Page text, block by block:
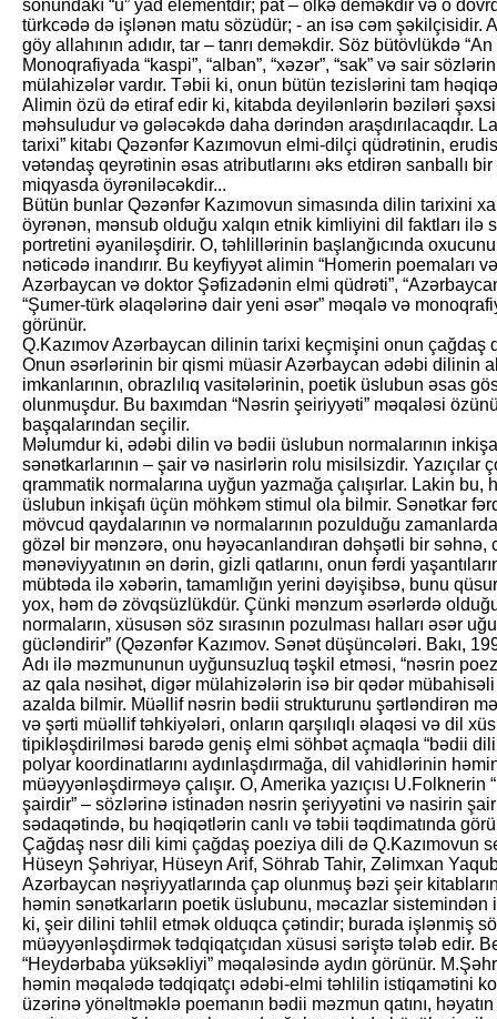
sonundakı “u” yad elementdir; pat – ölkə deməkdir və o
türkcədə də işlənən matu sözüdür; - an isə cəm şəkilçisidir.
göy allahının adıdır, tar – tanrı deməkdir. Söz bütövlükdə
Monoqrafiyada “kaspi”, “al­ban”, “xəzər”, “sak” və sair
mülahizələr vardır. Təbii ki, onun bütün tezislərini tam
Alimin özü də etiraf edir ki, kitabda deyilənlərin bəziləri
məhsuludur və gələcəkdə daha dərindən araşdırılacaqdır.
tarixi” kitabı Qəzənfər Kazımovun elmi-dilçi qüdrətinin,
vətəndaş qeyrətinin əsas atributlarını əks etdirən sanballı
miqyasda öyrəniləcəkdir...
Bütün bunlar Qəzənfər Kazımovun simasında dilin tarixini
öyrənən, mənsub olduğu xalqın etnik kimliyini dil faktları ilə
portretini əyaniləşdirir. O, təhlillərinin başlanğıcında
nəticədə inandırır. Bu keyfiyyət alimin “Homerin poemaları
Azərbaycan və doktor Şəfizadənin elmi qüdrəti”,
“Şumer-türk əlaqələrinə dair yeni əsər” məqalə və
görünür.
Q.Kazımov Azərbaycan dilinin tarixi keçmişini onun çağdaş
Onun əsərlərinin bir qismi müasir Azərbaycan ədəbi dilinin
imkanlarının, obrazlılıq vasitələrinin, poetik üslubun əsas
olunmuşdur. Bu baxımdan “Nəsrin şeiriyyəti” məqaləsi
başqalarından seçilir.
Məlumdur ki, ədəbi dilin və bədii üslubun normalarının
sənətkarlarının – şair və nasirlərin rolu misilsizdir.
qrammatik normalarına uyğun yazmağa çalışırlar. Lakin
üslubun inkişafı üçün möhkəm stimul ola bilmir. Sənətkar
mövcud qaydalarının və normalarının pozulduğu
gözəl bir mənzərə, onu həyəcanlandıran dəhşətli bir səhnə,
mənəviyyatının ən dərin, gizli qatlarını, onun fərdi
mübtəda ilə xəbərin, tamamlığın yerini dəyişibsə, bunu
yox, həm də zövqsüzlükdür. Çünki mənzum əsərlərdə
normaların, xüsusən söz sırasının pozulması halları əsər
gücləndirir” (Qəzənfər Kazımov. Sənət düşüncələri. Bakı,
Adı ilə məzmununun uyğunsuzluq təşkil etməsi, “nəsrin
az qala nəsihət, digər mülahizələrin isə bir qədər
azalda bilmir. Müəllif nəsrin bədii strukturunu şərtləndirən
və şərti müəllif təhkiyələri, onların qarşılıqlı əlaqəsi və dil
tipikləşdirilməsi barədə geniş elmi söhbət açmaq­la “bədii
polyar koordinatlarını aydınlaşdırmağa, dil vahidlərinin
müəyyənləşdirməyə çalışır. O, Amerika yazıçısı
şairdir” – sözlərinə istinadən nəsrin şeriyyətini və nasirin
sədaqətində, bu həqiqətlərin canlı və təbii təqdimatında
Çağdaş nəsr dili kimi çağdaş poeziya dili də Q.Kazımovun
Hüseyn Şəhriyar, Hüseyn Arif, Söhrab Tahir, Zəlimxan
Azərbaycan nəşriyyatlarında çap olunmuş bəzi şeir
həmin sənətkarların poetik üslubunu, məcazlar sistemindən
ki, şeir dilini təhlil etmək olduqca çətindir; burada işlənmiş
müəyyənləşdirmək tədqiqatçıdan xüsusi səriştə tələb edir.
“Heydərbaba yüksəkliyi” məqaləsində aydın görünür.
həmin məqalədə tədqiqatçı ədəbi-elmi təhlilin istiqamətini
üzərinə yönəltməklə poemanın bədii məzmun qatını, həyatın